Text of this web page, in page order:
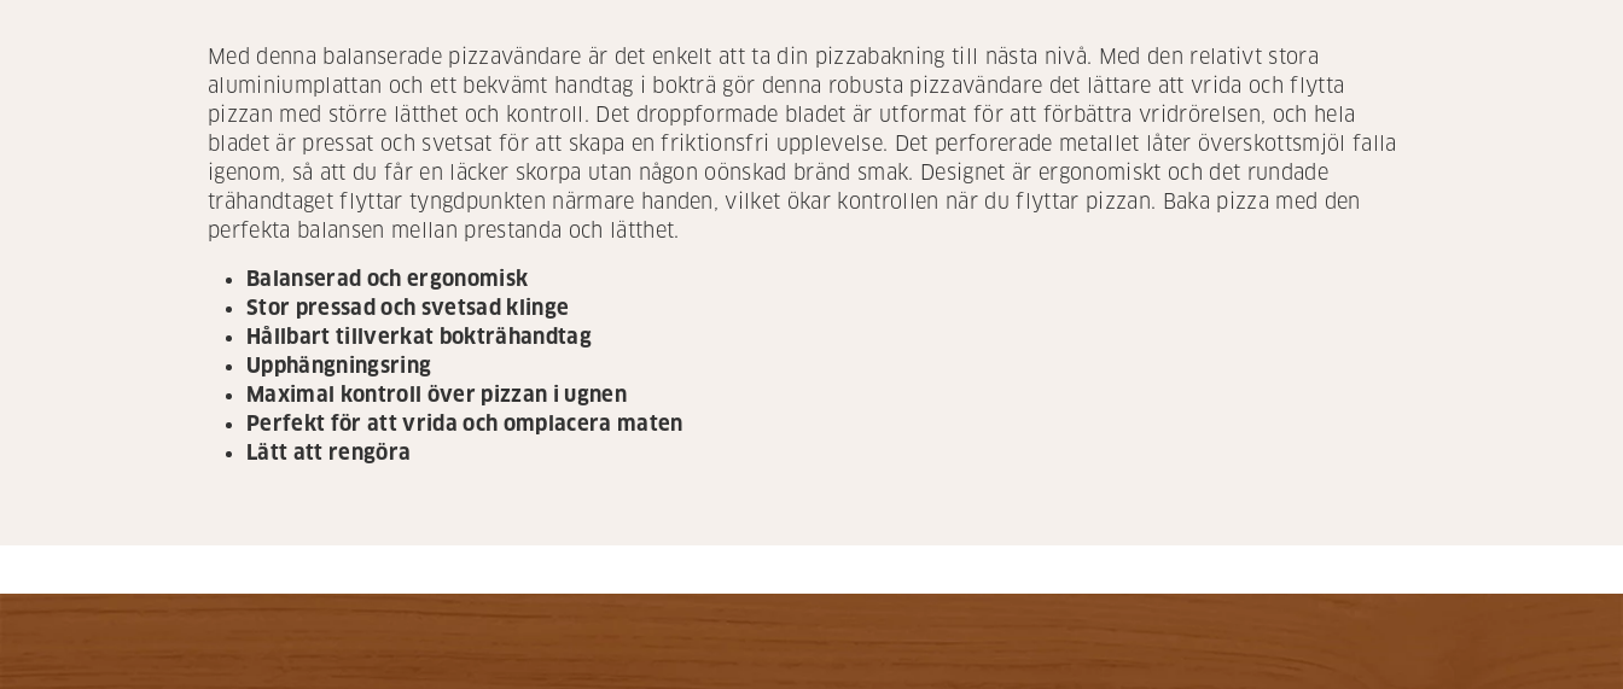
Med denna balanserade pizzavändare är det enkelt att ta din pizzabakning till nästa nivå. Med den relativt stora
aluminiumplattan och ett bekvämt handtag i bokträ gör denna robusta pizzavändare det lättare att vrida och flytta
pizzan med större lätthet och kontroll. Det droppformade bladet är utformat för att förbättra vridrörelsen, och hela
bladet är pressat och svetsat för att skapa en friktionsfri upplevelse. Det perforerade metallet låter överskottsmjöl falla
igenom, så att du får en läcker skorpa utan någon oönskad bränd smak. Designet är ergonomiskt och det rundade
trähandtaget flyttar tyngdpunkten närmare handen, vilket ökar kontrollen när du flyttar pizzan. Baka pizza med den
perfekta balansen mellan prestanda och lätthet.
Balanserad och ergonomisk
Stor pressad och svetsad klinge
Hållbart tillverkat bokträhandtag
Upphängningsring
Maximal kontroll över pizzan i ugnen
Perfekt för att vrida och omplacera maten
Lätt att rengöra